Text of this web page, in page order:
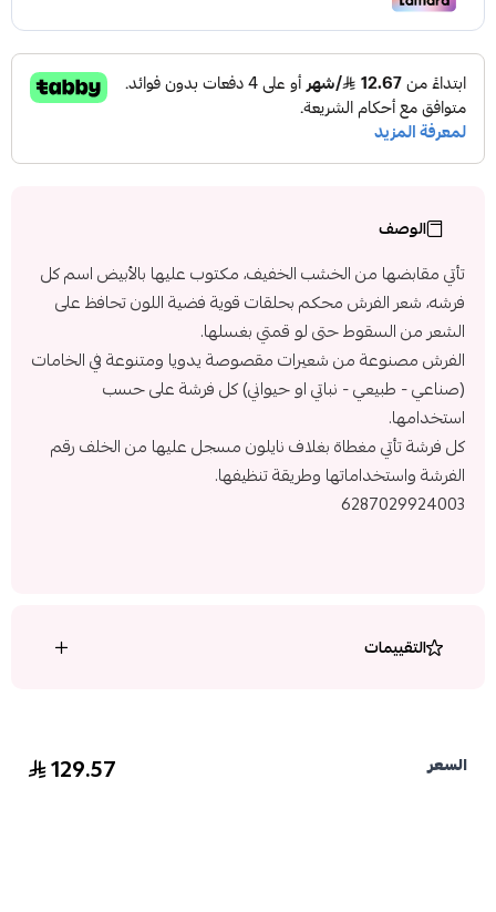
الوصف
تأتي مقابضها من الخشب الخفيف، مكتوب عليها بالأبيض اسم كل
فرشه، شعر الفرش محكم بحلقات قوية فضية اللون تحافظ على
الشعر من السقوط حتى لو قمتي بغسلها.
الفرش مصنوعة من شعيرات مقصوصة يدويا ومتنوعة في الخامات
(صناعي - طبيعي - نباتي او حيواني) كل فرشة على حسب
استخدامها.
كل فرشة تأتي مغطاة بغلاف نايلون مسجل عليها من الخلف رقم
الفرشة واستخداماتها وطريقة تنظيفها.
6287029924003
التقييمات
السعر 129.57